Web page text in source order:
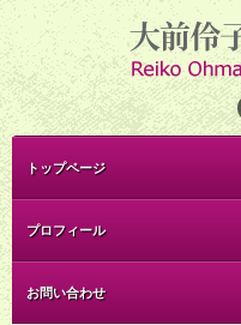
トップページ
プロフィール
お問い合わせ